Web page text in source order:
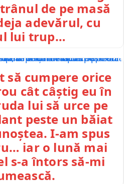
de pe masă
adevărul, cu
lui trup…
să cumpere orice
cât câștig eu în
lui să urce pe
peste un băiat
I-am spus
iar o lună mai
s-a întors să-mi